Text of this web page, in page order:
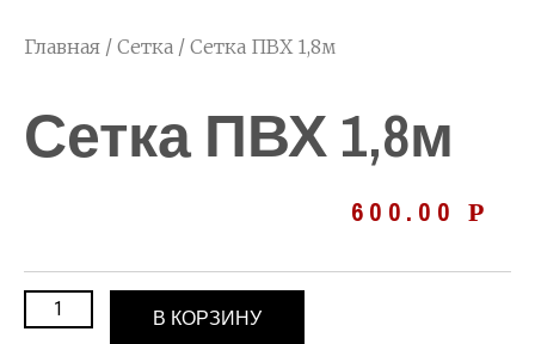
Главная / Сетка / Сетка ПВХ 1,8м
Сетка ПВХ 1,8м
600.00 Р
В КОРЗИНУ